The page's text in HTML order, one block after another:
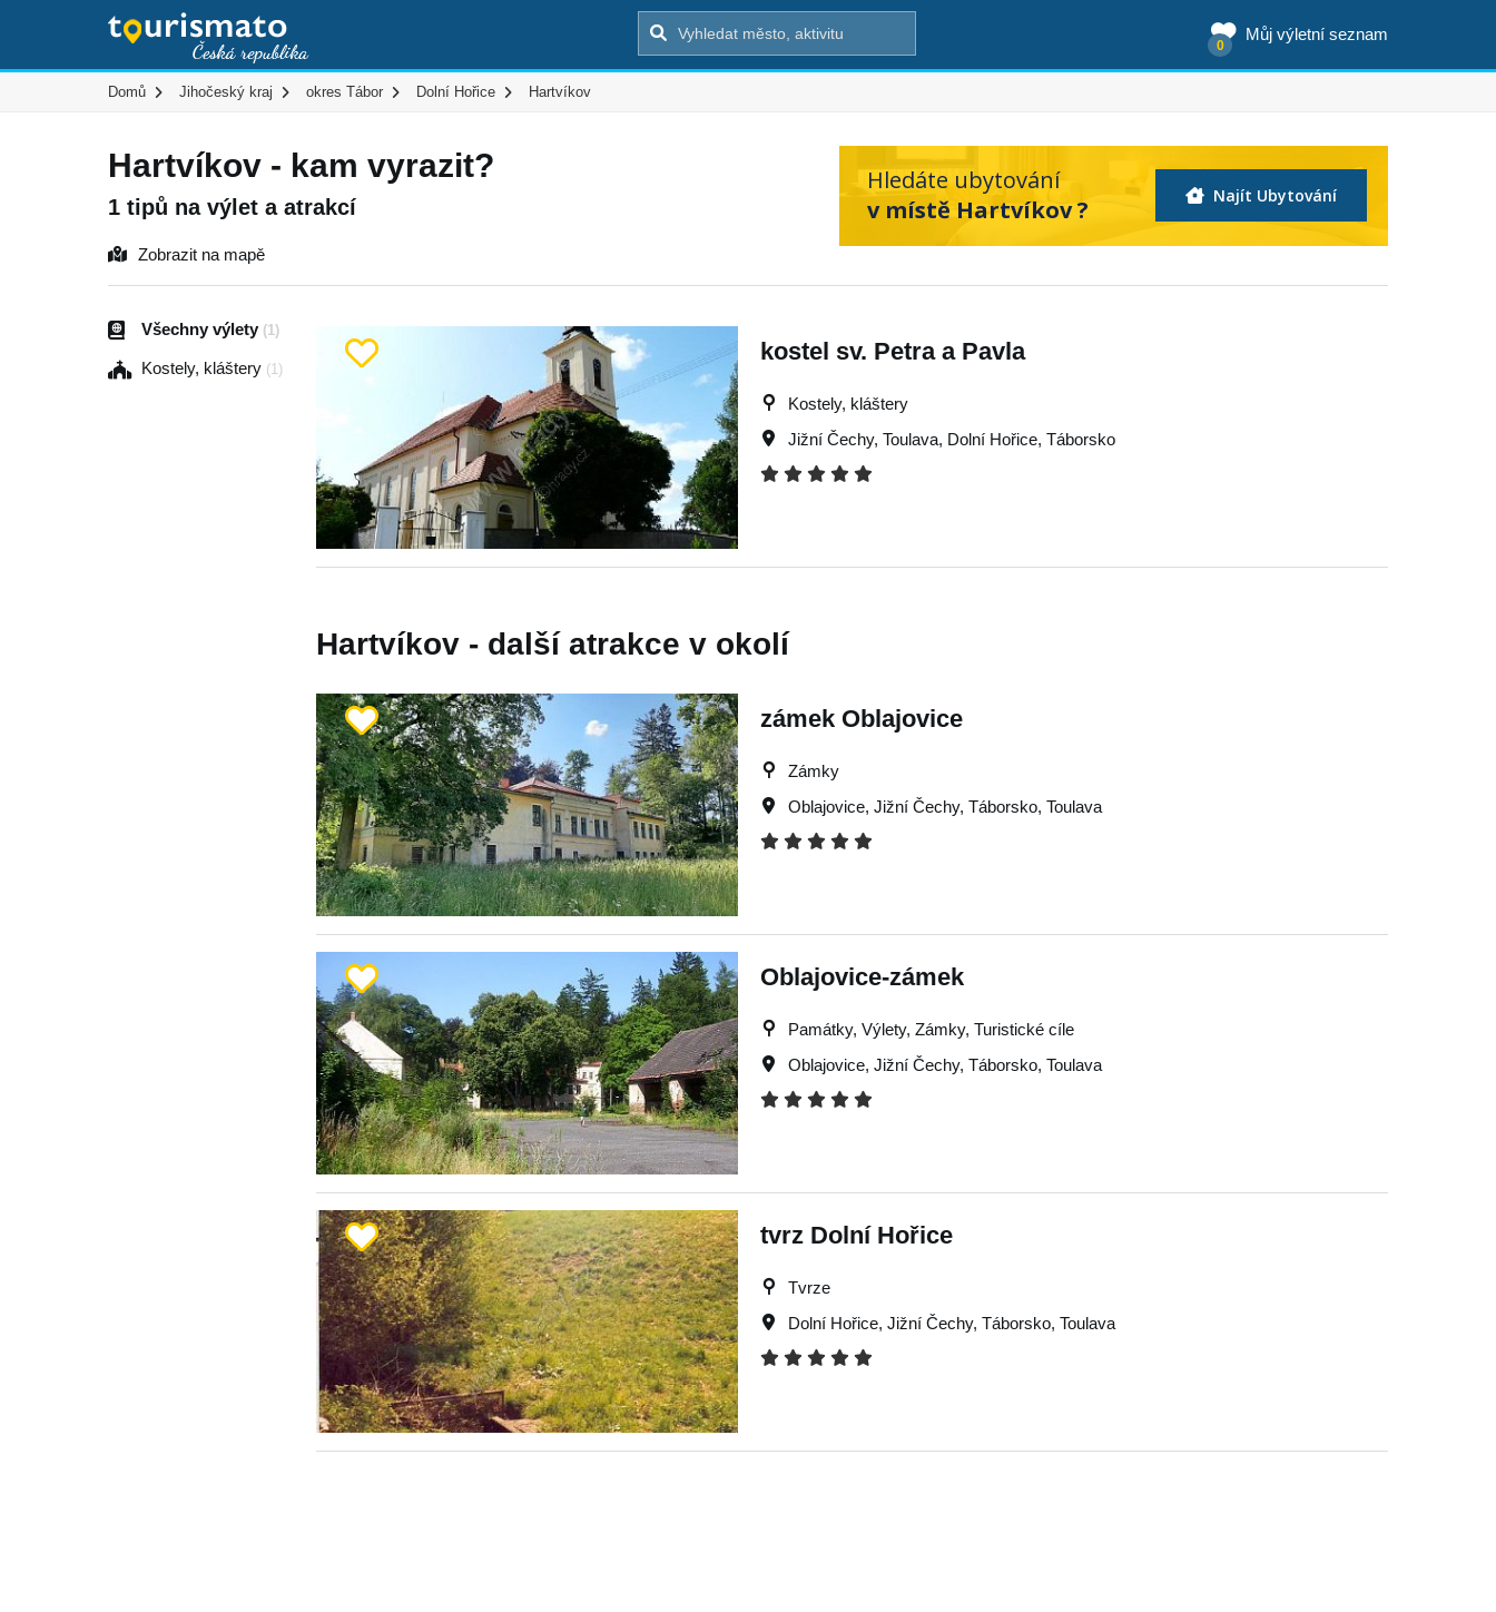
Můj výletní seznam
0
Domů Jihočeský kraj okres Tábor Dolní Hořice Hartvíkov
Hartvíkov - kam vyrazit?
1 tipů na výlet a atrakcí
Hledáte ubytování
v místě Hartvíkov ?
Najít Ubytování
Zobrazit na mapě
Všechny výlety (1)
Kostely, kláštery (1)
kostel sv. Petra a Pavla
Kostely, kláštery
Jižní Čechy,Toulava, Dolní Hořice,Táborsko
Hartvíkov - další atrakce v okolí
zámek Oblajovice
Zámky
Oblajovice,Jižní Čechy,Táborsko,Toulava
Oblajovice-zámek
Památky, Výlety, Zámky, Turistické cíle
Oblajovice,Jižní Čechy,Táborsko,Toulava
tvrz Dolní Hořice
Tvrze
Dolní Hořice,Jižní Čechy,Táborsko,Toulava